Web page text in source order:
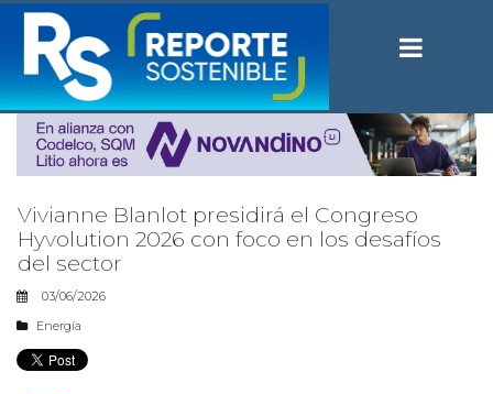
Vivianne Blanlot presidirá el Congreso
Hyvolution 2026 con foco en los desafíos
del sector
03/06/2026
Energía